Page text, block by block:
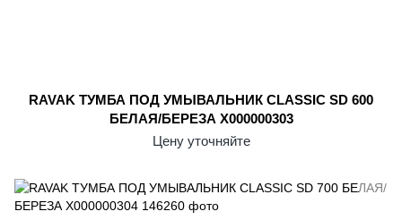
RAVAK ТУМБА ПОД УМЫВАЛЬНИК CLASSIC SD 600
БЕЛАЯ/БЕРЕЗА X000000303
Цену уточняйте